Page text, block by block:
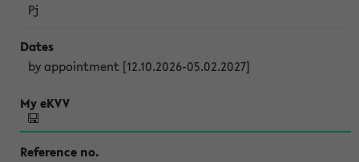
Pj
by appointment [12.10.2026-05.02.2027]